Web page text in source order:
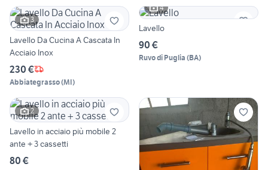
3
Lavello Da Cucina A Cascata In
Acciaio Inox
230 €
Abbiategrasso(MI)
4
Lavello
90 €
Ruvo di Puglia (BA)
2
Lavello in acciaio più mobile 2
ante + 3 cassetti
80 €